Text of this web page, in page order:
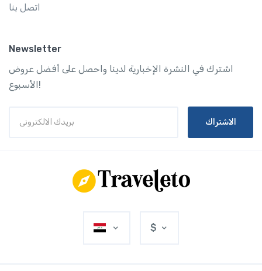
اتصل بنا
Newsletter
اشترك في النشرة الإخبارية لدينا واحصل على أفضل عروض
الأسبوع!
الاشتراك
$